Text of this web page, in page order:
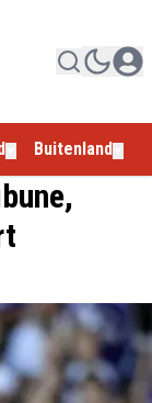
Buitenland